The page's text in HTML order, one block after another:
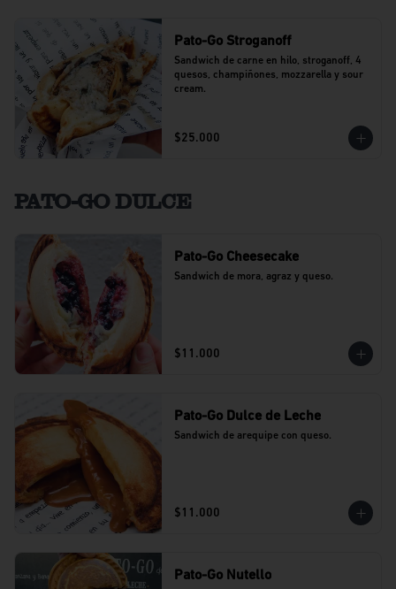
Pato-Go Stroganoff
Sandwich de carne en hilo, stroganoff, 4
quesos, champiñones, mozzarella y sour
cream.
$25.000
PATO-GO DULCE
Pato-Go Cheesecake
Sandwich de mora, agraz y queso.
$11.000
Pato-Go Dulce de Leche
Sandwich de arequipe con queso.
$11.000
Pato-Go Nutello